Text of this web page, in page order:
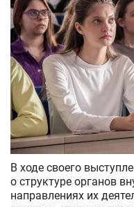
В ходе своего
о структуре органов
направлениях их